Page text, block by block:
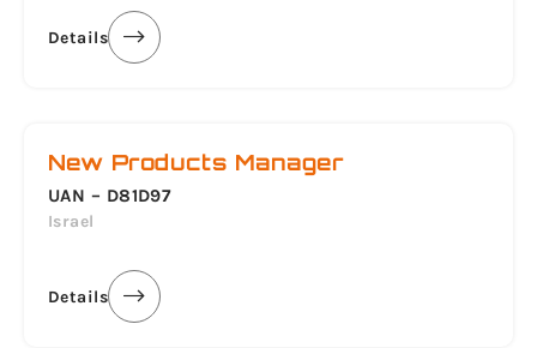
Details
New Products Manager
UAN – D81D97
Israel
Details